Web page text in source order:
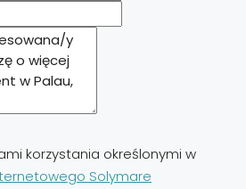
korzystania określonymi w
Solymare